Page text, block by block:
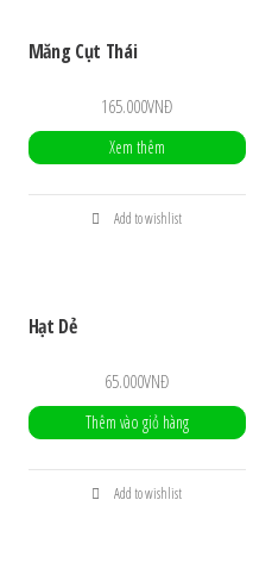
Măng Cụt Thái
165.000VNĐ
Xem thêm
Add to wishlist
Hạt Dẻ
65.000VNĐ
Thêm vào giỏ hàng
Add to wishlist